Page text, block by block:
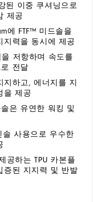
된 이중 쿠셔닝으로
제공
에 FTF™ 미드솔을
지력을 동시에 제공
저항하며 속도를
전달
하고, 에너지를 지
을 제공
은 유연한 워킹 및
사용으로 우수한
공하는 TPU 카본플
증된 지지력 및 반발